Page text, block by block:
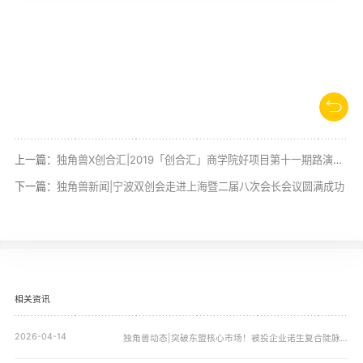
上一篇： 独角兽X创合汇|2019「创合汇」商学院好项目第十一期路演会重磅来袭！
下一篇： 独角兽新闻|宁波双创会走进上海暨二届八次会长会议圆满成功
相关资讯
2026-04-14 独角兽动态|突破东盟核心市场！被投企业诺生复合陡脉冲治疗设备正式登陆越南，开启泌尿外科精准治疗新篇章！